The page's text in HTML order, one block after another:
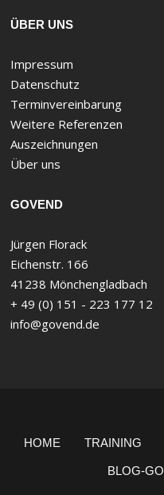
ÜBER UNS
Impressum
Datenschutz
Terminvereinbarung
Weitere Referenzen
Auszeichnungen
Über uns
GOVEND
Jürgen Florack
Eichenstr. 166
41238 Mönchengladbach
+ 49 (0) 151 - 223 177 12
info@govend.de
HOME TRAINING
BLOG-GO